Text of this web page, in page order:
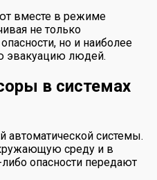
вместе в режиме
не только
но и наиболее
эвакуацию людей.
в системах
автоматической системы.
среду и в
опасности передают